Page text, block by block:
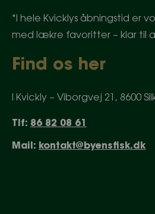
*I hele Kvicklys åbningstid er
med lækre favoritter – klar til
Find os her
I Kvickly – Viborgvej 21, 8600
Tlf: 86 82 08 61
Mail: kontakt@byensfisk.dk